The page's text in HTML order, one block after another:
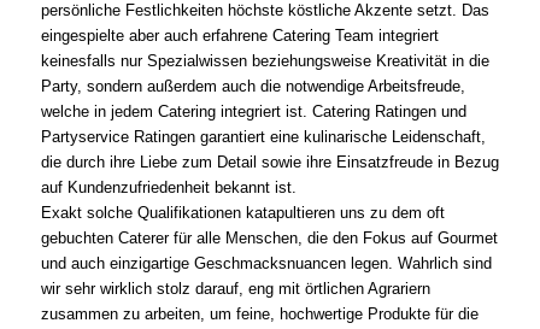
persönliche Festlichkeiten höchste köstliche Akzente setzt. Das
eingespielte aber auch erfahrene Catering Team integriert
keinesfalls nur Spezialwissen beziehungsweise Kreativität in die
Party, sondern außerdem auch die notwendige Arbeitsfreude,
welche in jedem Catering integriert ist. Catering Ratingen und
Partyservice Ratingen garantiert eine kulinarische Leidenschaft,
die durch ihre Liebe zum Detail sowie ihre Einsatzfreude in Bezug
auf Kundenzufriedenheit bekannt ist.
Exakt solche Qualifikationen katapultieren uns zu dem oft
gebuchten Caterer für alle Menschen, die den Fokus auf Gourmet
und auch einzigartige Geschmacksnuancen legen. Wahrlich sind
wir sehr wirklich stolz darauf, eng mit örtlichen Agrariern
zusammen zu arbeiten, um feine, hochwertige Produkte für die